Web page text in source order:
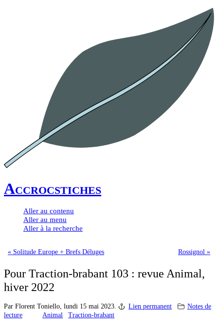
Accrocstiches
Aller au contenu
Aller au menu
Aller à la recherche
« Solitude Europe + Brefs Déluges Rossignol »
Pour Traction-brabant 103 : revue Animal,
hiver 2022
Par Florent Toniello, lundi 15 mai 2023. Lien permanent
Notes de
lecture
Animal Traction-brabant